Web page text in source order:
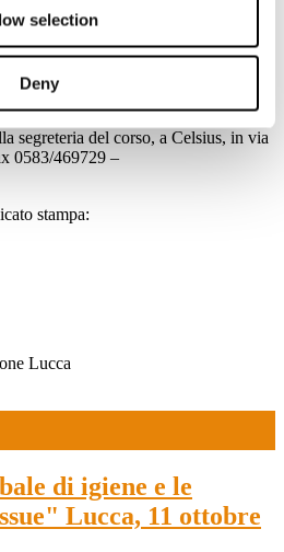
selection
Deny
in orari pensati per consentire la
sono già inseriti nel mondo del lavoro.
soltanto nei giorni di venerdi e di
sul sito internet del Master:
segreteria del corso, a Celsius, in via
0583/469729 –
stampa:
Lucca
di igiene e le
Lucca, 11 ottobre